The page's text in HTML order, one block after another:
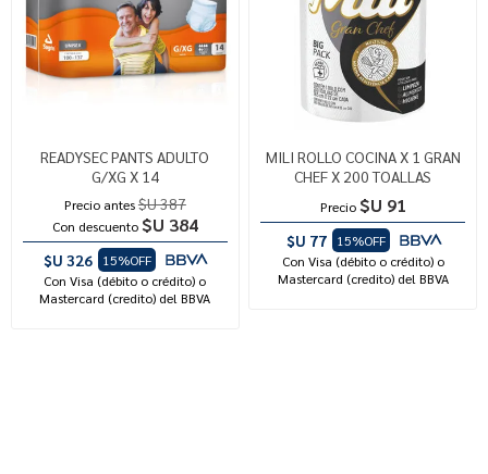
READYSEC PANTS ADULTO
G/XG X 14
Precio antes$U 387
Con descuento $U 384
$U 326
15%OFF
Con Visa (débito o crédito) o
Mastercard (credito) del BBVA
MILI ROLLO COCINA X 1 GRAN
CHEF X 200 TOALLAS
Precio $U 91
$U 77
15%OFF
Con Visa (débito o crédito) o
Mastercard (credito) del BBVA